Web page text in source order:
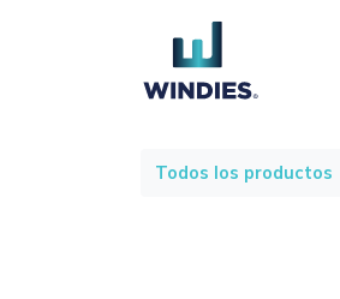
Todos los productos